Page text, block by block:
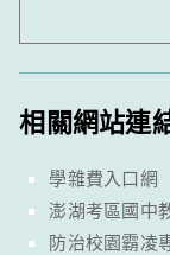
相關網站連
學雜費入口網
澎湖考區國中
防治校園霸凌